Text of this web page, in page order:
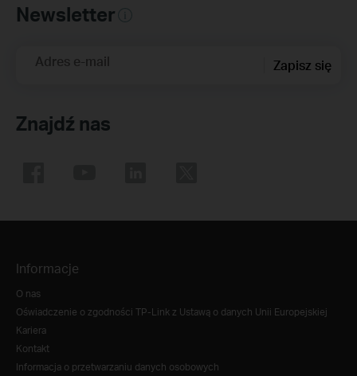
Newsletter
Adres e-mail Zapisz się
Znajdź nas
Informacje
O nas
Oświadczenie o zgodności TP-Link z Ustawą o danych Unii Europejskiej
Kariera
Kontakt
Informacja o przetwarzaniu danych osobowych